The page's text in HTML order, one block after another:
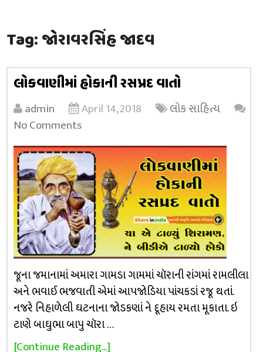
Tag:જોરાવરસિંહ જાદવ
લોકવાણીમાં હોકાની રસપ્રદ વાતો
admin April 14, 2018
લોક સાહિત્ય
No Comments
જૂના જમાનામાં અમારા ગામડા ગામમાં ચૉરાની રાંગમાં રામલીલા
અને ભવાઈ ભજવાતી એમાં આપજોડિયા પાંચકડાં રજૂ થતાં.
નજરે નિહાળેલી ઘટનાના જોડકણાં ને દૂહાય રમતા મૂકાતા. ઇ
ટાણે બાઘુભા બાપુ ચૉરા …
[Continue Reading...]